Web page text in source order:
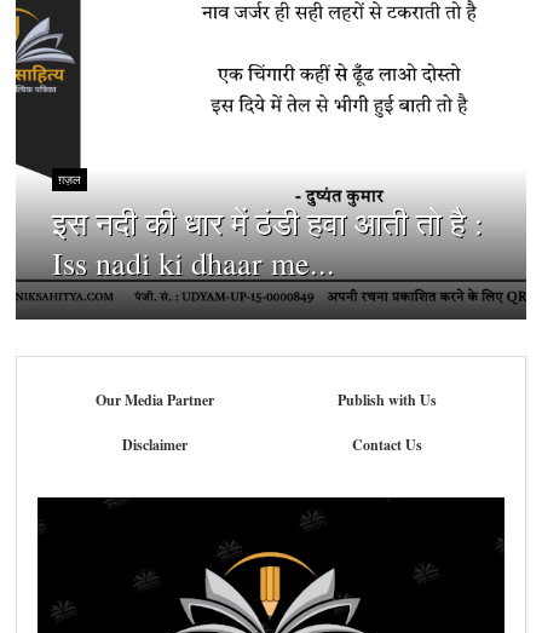
ग़ज़ल
इस नदी की धार में ठंडी हवा आती तो है :
Iss nadi ki dhaar me...
Our Media Partner Publish with Us
Disclaimer Contact Us